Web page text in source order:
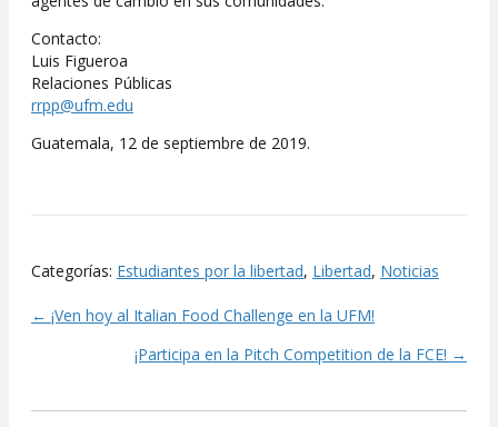
Contacto:
Luis Figueroa
Relaciones Públicas
rrpp@ufm.edu
Guatemala, 12 de septiembre de 2019.
Categorías: Estudiantes por la libertad, Libertad, Noticias
Posts
navigation
← ¡Ven hoy al Italian Food Challenge en la UFM!
¡Participa en la Pitch Competition de la FCE! →